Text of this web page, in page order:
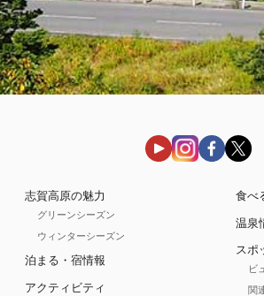
志賀高原の魅力
グリーンシーズン
ウィンターシーズン
泊まる・宿情報
アクティビティ
食べ
温泉
スポ
ビ
関